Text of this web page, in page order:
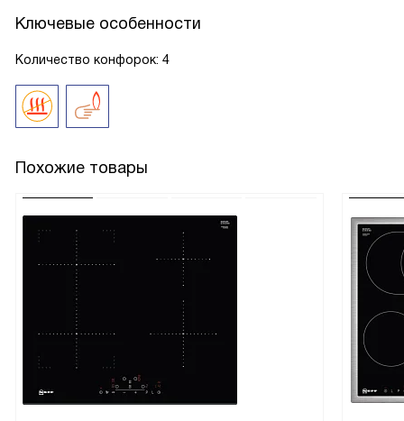
Ключевые особенности
Количество конфорок: 4
Похожие товары